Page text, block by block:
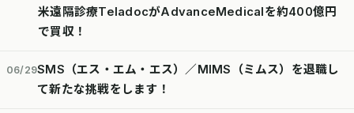
米遠隔診療TeladocがAdvanceMedicalを約400億円
で買収！
06/29SMS（エス・エム・エス）／MIMS（ミムス）を退職し
て新たな挑戦をします！